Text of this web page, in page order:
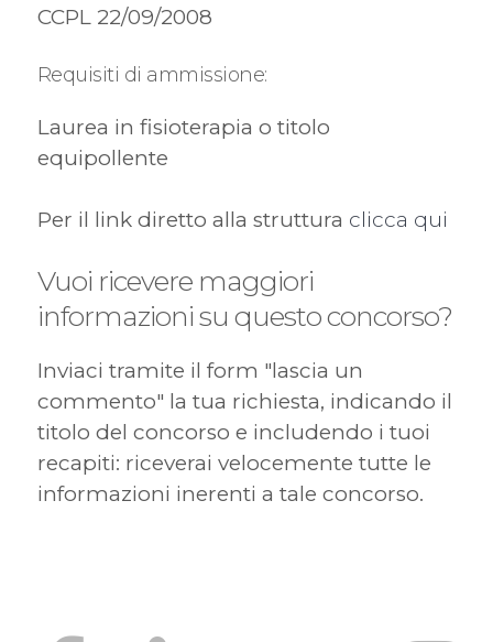
CCPL 22/09/2008
Requisiti di ammissione:
Laurea in fisioterapia o titolo
equipollente
Per il link diretto alla struttura clicca qui
Vuoi ricevere maggiori
informazioni su questo concorso?
Inviaci tramite il form "lascia un
commento" la tua richiesta, indicando il
titolo del concorso e includendo i tuoi
recapiti: riceverai velocemente tutte le
informazioni inerenti a tale concorso.